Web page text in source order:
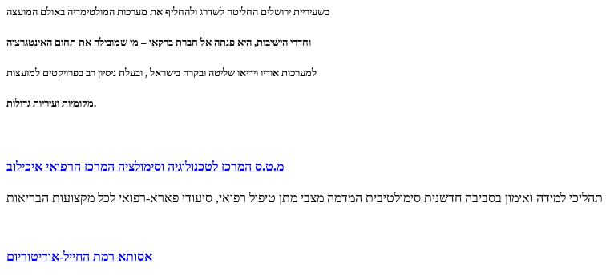
כשעיריית ירושלים החליטה לשדרג ולהחליף את מערכות המולטימדיה באולם המועצה
וחדרי הישיבות, היא פנתה אל חברת ברקאי – מי שמובילה את תחום האינטגרציה
למערכות אודיו וידיאו שליטה ובקרה בישראל , ובעלת ניסיון רב בפרויקטים למועצות
מקומיות ועיריות גדולות.
מ.ט.ס המרכז לטכנולוגיה וסימולציה המרכז הרפואי איכילוב
אסותא רמת החייל-אודיטוריום